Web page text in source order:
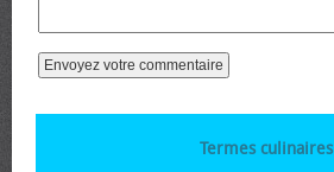
Termes culinaires